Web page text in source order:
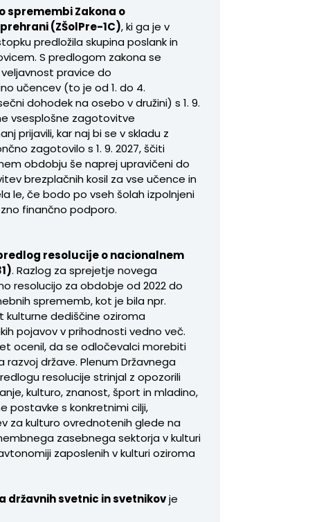
spremembi Zakona o
(ZŠolPre-1C), ki ga je v
predložila skupina poslank in
S predlogom zakona se
pravice do
učencev (to je od 1. do 4.
dohodek na osebo v družini) s 1. 9.
vsesplošne zagotovitve
prijavili, kar naj bi se v skladu z
zagotovilo s 1. 9. 2027, ščiti
obdobju še naprej upravičeni do
brezplačnih kosil za vse učence in
le, če bodo po vseh šolah izpolnjeni
finančno podporo.
resolucije o nacionalnem
. Razlog za sprejetje novega
resolucijo za obdobje od 2022 do
sprememb, kot je bila npr.
kulturne dediščine oziroma
pojavov v prihodnosti vedno več.
ocenil, da se odločevalci morebiti
države. Plenum Državnega
resolucije strinjal z opozorili
kulturo, znanost, šport in mladino,
postavke s konkretnimi cilji,
za kulturo ovrednotenih glede na
zasebnega sektorja v kulturi
zaposlenih v kulturi oziroma
državnih svetnic in svetnikovje